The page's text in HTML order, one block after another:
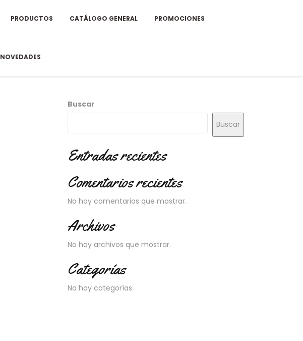
PRODUCTOS CATÁLOGO GENERAL PROMOCIONES
NOVEDADES
Buscar
Buscar
Entradas recientes
Comentarios recientes
No hay comentarios que mostrar.
Archivos
No hay archivos que mostrar.
Categorías
No hay categorías